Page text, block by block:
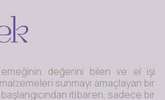
değerini bilen ve el işi
sunmayı amaçlayan bir
itibaren, sadece bir